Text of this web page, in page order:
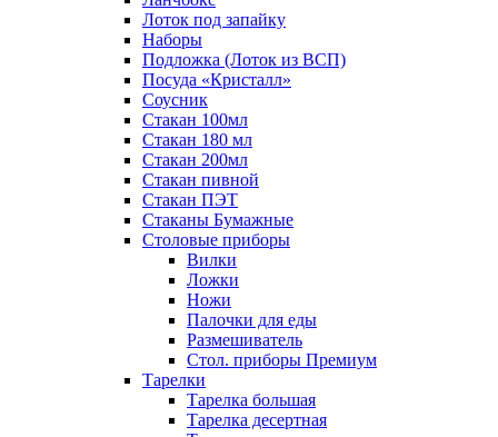
Лоток под запайку
Наборы
Подложка (Лоток из ВСП)
Посуда «Кристалл»
Соусник
Стакан 100мл
Стакан 180 мл
Стакан 200мл
Стакан пивной
Стакан ПЭТ
Стаканы Бумажные
Столовые приборы
Вилки
Ложки
Ножи
Палочки для еды
Размешиватель
Стол. приборы Премиум
Тарелки
Тарелка большая
Тарелка десертная